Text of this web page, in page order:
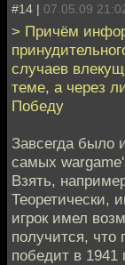
#14 | 07.05.09
> Причём
случаев
теме, а через
Победу
Завсегда было
самых
Взять,
Теоретически,
игрок имел
получится, что
победит в 1941